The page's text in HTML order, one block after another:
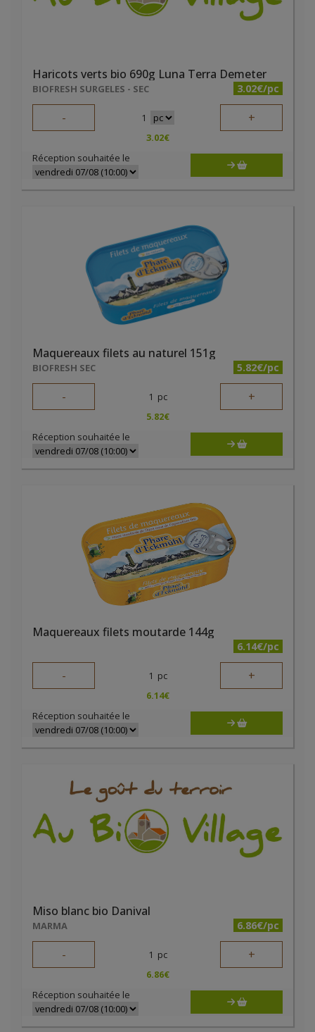
Haricots verts bio 690g Luna Terra Demeter
BIOFRESH SURGELES - SEC 3.02€/pc
- 1 +
3.02€
Réception souhaitée le
Maquereaux filets au naturel 151g
BIOFRESH SEC 5.82€/pc
- 1 pc +
5.82€
Réception souhaitée le
Maquereaux filets moutarde 144g
6.14€/pc
- 1 pc +
6.14€
Réception souhaitée le
Miso blanc bio Danival
MARMA 6.86€/pc
- 1 pc +
6.86€
Réception souhaitée le